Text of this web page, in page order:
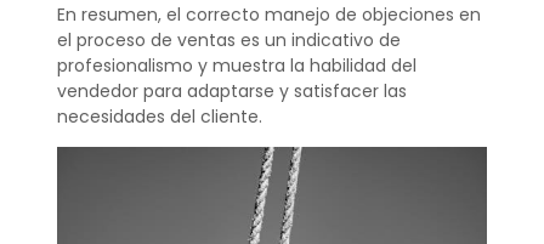
En resumen, el correcto manejo de objeciones en
el proceso de ventas es un indicativo de
profesionalismo y muestra la habilidad del
vendedor para adaptarse y satisfacer las
necesidades del cliente.